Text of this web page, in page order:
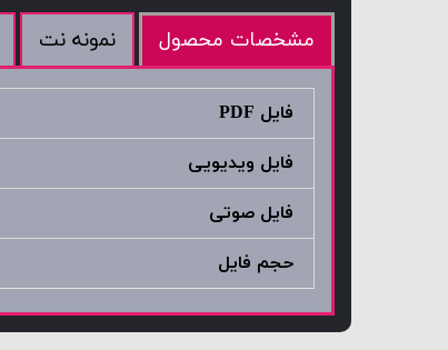
مشخصات محصول نمونه نت
فایل PDF
فایل ویدیویی
فایل صوتی
حجم فایل